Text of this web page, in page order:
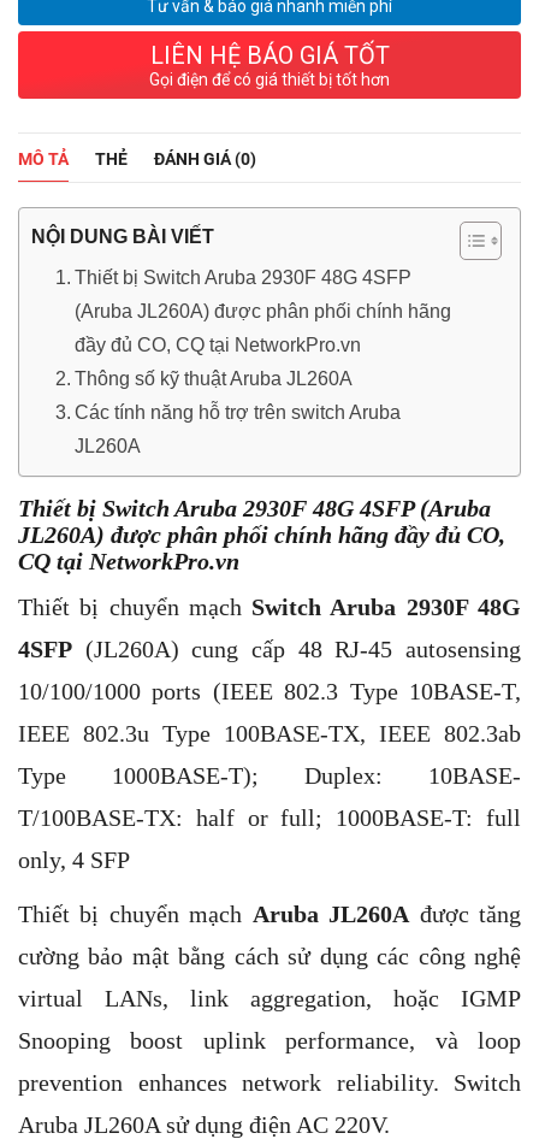
Tư vấn & báo giá nhanh miễn phí
LIÊN HỆ BÁO GIÁ TỐT
Gọi điện để có giá thiết bị tốt hơn
MÔ TẢ THẺ ĐÁNH GIÁ (0)
NỘI DUNG BÀI VIẾT
Thiết bị Switch Aruba 2930F 48G 4SFP
(Aruba JL260A) được phân phối chính hãng
đầy đủ CO, CQ tại NetworkPro.vn
Thông số kỹ thuật Aruba JL260A
Các tính năng hỗ trợ trên switch Aruba ​
JL260A
Thiết bị Switch Aruba 2930F 48G 4SFP (Aruba
JL260A) được phân phối chính hãng đầy đủ CO,
CQ tại NetworkPro.vn
Thiết bị chuyển mạch Switch Aruba 2930F 48G
4SFP (JL260A) cung cấp 48 RJ-45 autosensing
10/100/1000 ports (IEEE 802.3 Type 10BASE-T,
IEEE 802.3u Type 100BASE-TX, IEEE 802.3ab
Type 1000BASE-T); Duplex: 10BASE-
T/100BASE-TX: half or full; 1000BASE-T: full
only, 4 SFP
Thiết bị chuyển mạch Aruba JL260A được tăng
cường bảo mật bằng cách sử dụng các công nghệ
virtual LANs, link aggregation, hoặc IGMP
Snooping boost uplink performance, và loop
prevention enhances network reliability. Switch
Aruba JL260A​ sử dụng điện AC 220V.